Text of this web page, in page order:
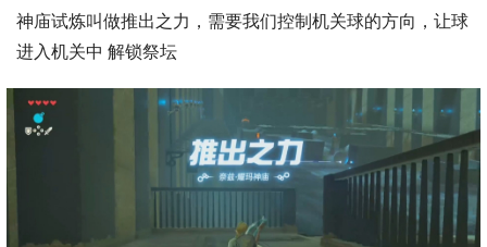
神庙试炼叫做推出之力，需要我们控制机关球的方向，让球
进入机关中 解锁祭坛